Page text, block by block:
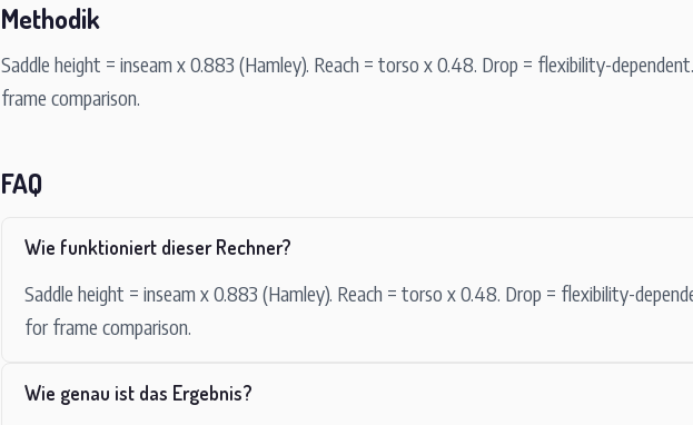
Methodik
Saddle height = inseam x 0.883 (Hamley). Reach = torso x 0.48. Drop = flexibility-
frame comparison.
FAQ
Wie funktioniert dieser Rechner?
Saddle height = inseam x 0.883 (Hamley). Reach = torso x 0.48. Drop = flexibility-
for frame comparison.
Wie genau ist das Ergebnis?